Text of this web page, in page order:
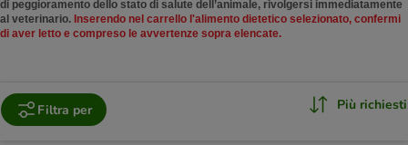
di peggioramento dello stato di salute dell’animale, rivolgersi immediatamente
al veterinario. Inserendo nel carrello l'alimento dietetico selezionato, confermi
di aver letto e compreso le avvertenze sopra elencate.
Filtra per Più richiesti